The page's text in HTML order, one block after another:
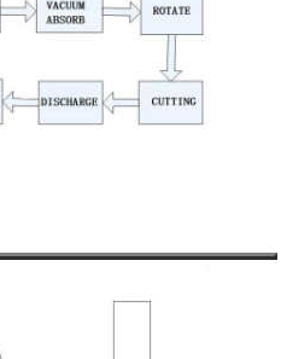
معالجة متزامنة
مع دعامة الذيل